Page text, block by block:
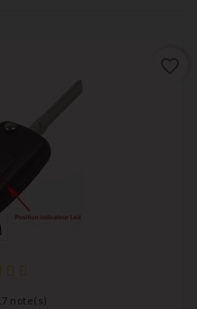
17 note(s)